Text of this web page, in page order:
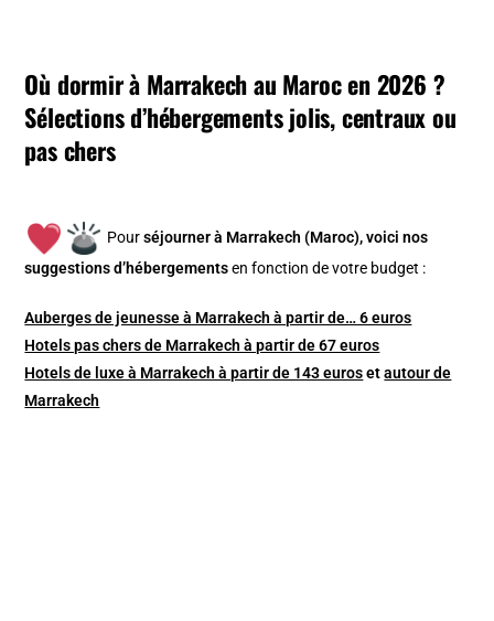
Où dormir à Marrakech au Maroc en 2026 ?
Sélections d’hébergements jolis, centraux ou
pas chers
Pourséjourner à Marrakech (Maroc), voici nos
suggestions d’hébergements en fonction de votre budget :
Auberges de jeunesse à Marrakech à partir de… 6 euros
Hotels pas chers de Marrakech à partir de 67 euros
Hotels de luxe à Marrakech à partir de 143 eurosetautour de
Marrakech